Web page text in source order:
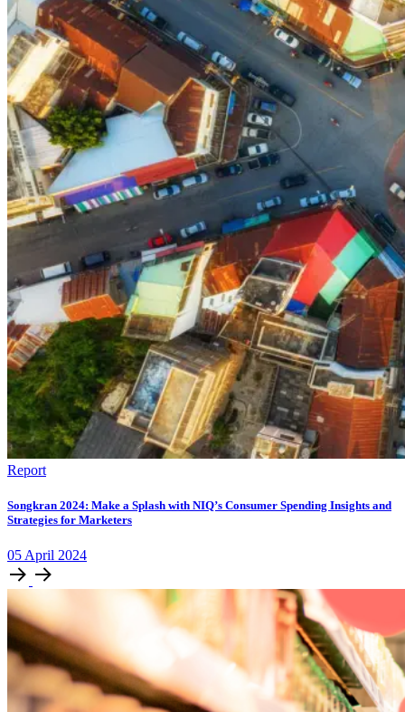
Report
Songkran 2024: Make a Splash with NIQ’s Consumer Spending Insights and
Strategies for Marketers
05 April 2024